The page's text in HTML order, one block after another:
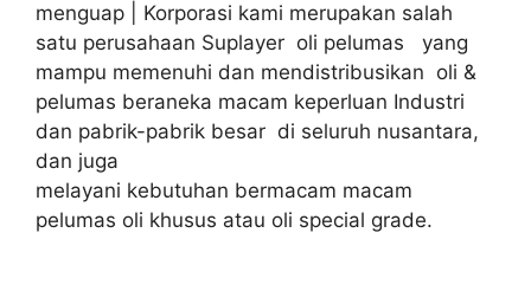
menguap | Korporasi kami merupakan salah
satu perusahaan Suplayer oli pelumas yang
mampu memenuhi dan mendistribusikan oli &
pelumas beraneka macam keperluan Industri
dan pabrik-pabrik besar di seluruh nusantara,
dan juga
melayani kebutuhan bermacam macam
pelumas oli khusus atau oli special grade.